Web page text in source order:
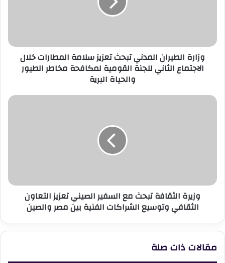
الاجتماع
الثاني
مخاطر
وزارة الطيران المدني تبحث تعزيز سلامة المطارات خلال
الاجتماع الثاني للجنة القومية لمكافحة مخاطر الطيور
والحياة البرية
وزيرة
الثقافي
وتوسيع
الشراكات
والصين
وزيرة الثقافة تبحث مع السفير الصيني تعزيز التعاون
الثقافي وتوسيع الشراكات الفنية بين مصر والصين
مقالات ذات صلة